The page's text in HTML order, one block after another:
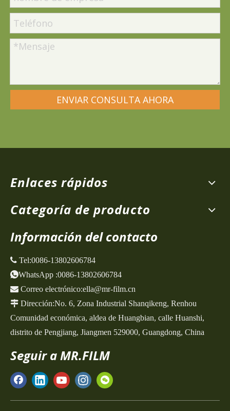
ENVIAR CONSULTA AHORA
Enlaces rápidos
Categoría de producto
Información del contacto
 Tel:0086-13802606784
WhatsApp :0086-13802606784
 Correo electrónico:ella@mr-film.cn
 Dirección:No. 6, Zona Industrial Shanqikeng, Renhou
Comunidad económica, aldea de Huangbian, calle Huanshi,
distrito de Pengjiang, Jiangmen 529000, Guangdong, China
Seguir a MR.FILM